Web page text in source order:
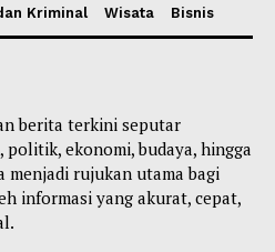
Kriminal Wisata Bisnis
berita terkini seputar
ekonomi, budaya, hingga
menjadi rujukan utama bagi
informasi yang akurat, cepat,